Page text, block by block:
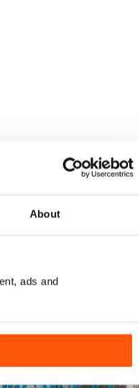
About
ads and